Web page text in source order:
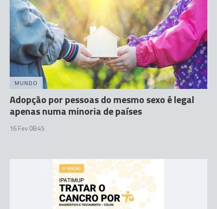
MUNDO
Adopção por pessoas do mesmo sexo é legal
apenas numa minoria de países
16 Fev 08:45